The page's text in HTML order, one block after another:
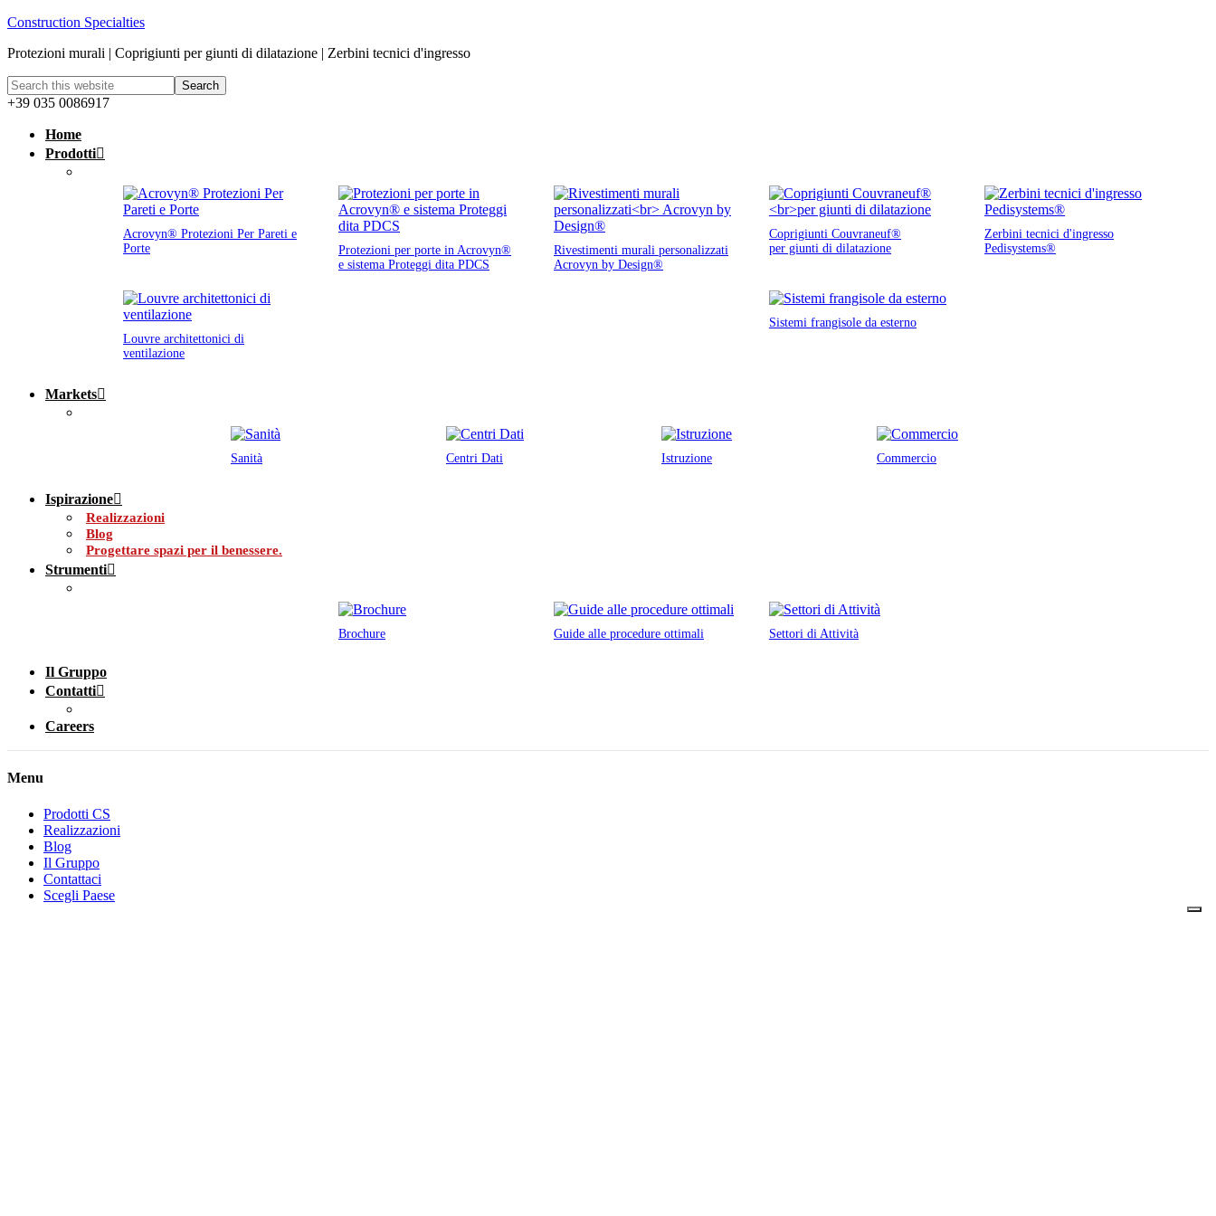
Construction Specialties
Protezioni murali | Coprigiunti per giunti di dilatazione | Zerbini tecnici d'ingresso
+39 035 0086917
Home
Prodotti
Acrovyn® Protezioni Per Pareti e
Porte
Protezioni per porte in Acrovyn®
e sistema Proteggi dita PDCS
Rivestimenti murali personalizzati
Acrovyn by Design®
Coprigiunti Couvraneuf®
per giunti di dilatazione
Zerbini tecnici d'ingresso
Pedisystems®
Louvre architettonici di
ventilazione
Sistemi frangisole da esterno
Markets
Sanità Centri Dati Istruzione Commercio
Ispirazione
Realizzazioni
Blog
Progettare spazi per il benessere.
Strumenti
Brochure Guide alle procedure ottimali Settori di Attività
Il Gruppo
Contatti
Careers
Menu
Prodotti CS
Realizzazioni
Blog
Il Gruppo
Contattaci
Scegli Paese